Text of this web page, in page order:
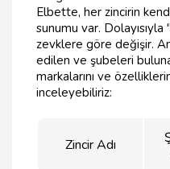
Elbette, her zincirin
sunumu var.
zevklere göre değişir.
edilen ve şubeleri
markalarını ve
inceleyebiliriz:
Zincir Adı